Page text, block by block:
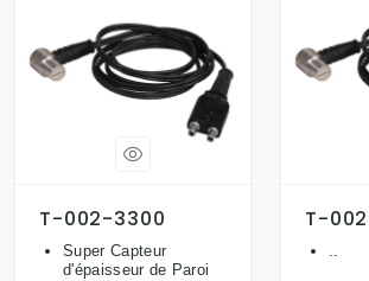
T-002-3300
Super Capteur
d'épaisseur de Paroi
T-
..